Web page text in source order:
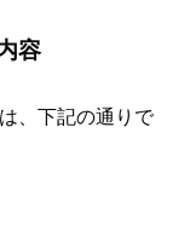
容
、下記の通りで